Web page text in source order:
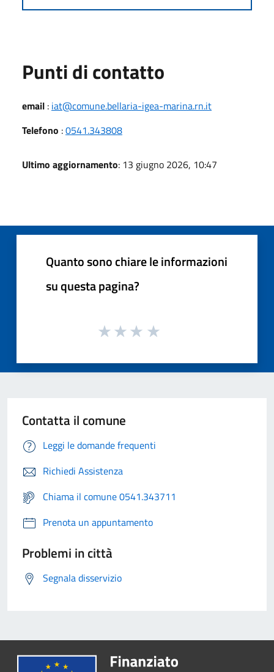
Punti di contatto
email : iat@comune.bellaria-igea-marina.rn.it
Telefono :0541.343808
Ultimo aggiornamento: 13 giugno 2026, 10:47
Quanto sono chiare le informazioni
su questa pagina?
Contatta il comune
Leggi le domande frequenti
Richiedi Assistenza
Chiama il comune 0541.343711
Prenota un appuntamento
Problemi in città
Segnala disservizio